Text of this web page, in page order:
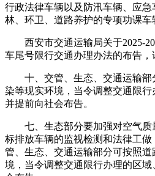
行政法律车辆以及防汛车辆、应
林、环卫、道路养护的专项功课车
西安市交通运输局关于2025-
车尾号限行交通办理办法的布告，
十、交管、生态、交通运输部
染等现实环境，当令调整交通限行
并提前向社会布告。
七、生态部分要加强对空气质
标排放车辆的监视检测和法律工
管、生态、交通运输部分可按照
境，当令调整交通限行办理的区